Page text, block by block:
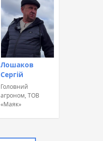
Лошаков
Сергій
Головний
агроном, ТОВ
«Маяк»